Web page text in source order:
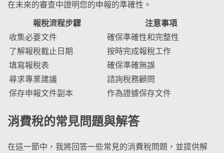
在未來的審查中證明您的申報的準確性。
報稅流程步驟
注意事項
收集必要文件
確保準確性和完整性
了解報稅截止日期
按時完成報稅工作
填寫報稅表
確保準確無誤
尋求專業建議
諮詢稅務顧問
保存申報文件副本
作為證據保存文件
消費稅的常見問題與解答
在這一節中，我將回答一些常見的消費稅問題，並提供解